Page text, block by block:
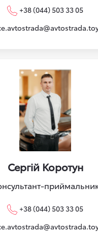
+38 (044) 503 33 05
Сергій Коротун
+38 (044) 503 33 05